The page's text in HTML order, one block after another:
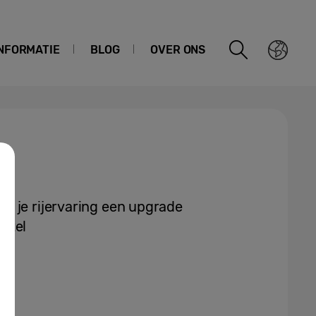
BLOG OVER ONS
je rijervaring een upgrade